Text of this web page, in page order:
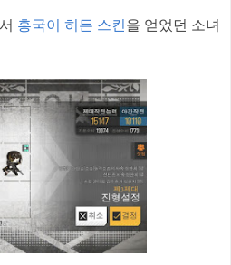
흥국이 히든 스킨을 얻었던 소녀